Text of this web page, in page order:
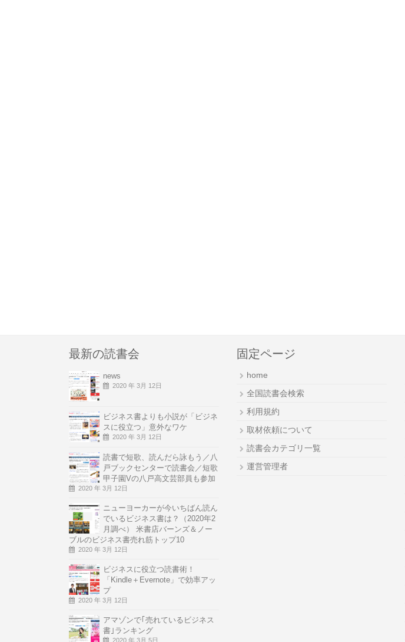
最新の読書会
news
2020 年 3月 12日
ビジネス書よりも小説が「ビジネ
スに役立つ」意外なワケ
2020 年 3月 12日
読書で短歌、読んだら詠もう／八
戸ブックセンターで読書会／短歌
甲子園Vの八戸高文芸部員も参加
2020 年 3月 12日
ニューヨーカーが今いちばん読ん
でいるビジネス書は？（2020年2
月調べ） 米書店バーンズ＆ノー
ブルのビジネス書売れ筋トップ10
2020 年 3月 12日
ビジネスに役立つ読書術！
「Kindle＋Evernote」で効率アッ
プ
2020 年 3月 12日
アマゾンで｢売れているビジネス
書｣ランキング
2020 年 3月 5日
固定ページ
home
全国読書会検索
利用規約
取材依頼について
読書会カテゴリ一覧
運営管理者